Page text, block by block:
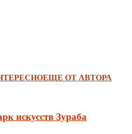
ЕЩЕ ОТ АВТОРА
искусств Зураба